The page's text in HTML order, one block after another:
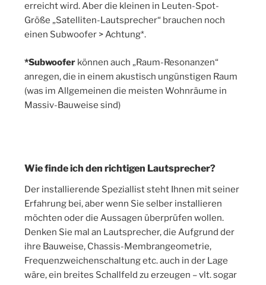
erreicht wird. Aber die kleinen in Leuten-Spot-
Größe „Satelliten-Lautsprecher“ brauchen noch
einen Subwoofer > Achtung*.
*Subwoofer können auch „Raum-Resonanzen“
anregen, die in einem akustisch ungünstigen Raum
(was im Allgemeinen die meisten Wohnräume in
Massiv-Bauweise sind)
Wie finde ich den richtigen Lautsprecher?
Der installierende Speziallist steht Ihnen mit seiner
Erfahrung bei, aber wenn Sie selber installieren
möchten oder die Aussagen überprüfen wollen.
Denken Sie mal an Lautsprecher, die Aufgrund der
ihre Bauweise, Chassis-Membrangeometrie,
Frequenzweichenschaltung etc. auch in der Lage
wäre, ein breites Schallfeld zu erzeugen – vlt. sogar